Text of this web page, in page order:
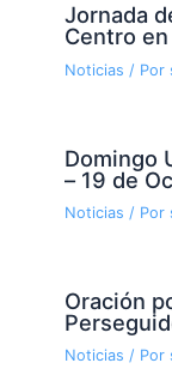
Jornada
Centro
Noticias / Por
Domingo
– 19 de
Noticias / Por
Oración
Noticias / Por